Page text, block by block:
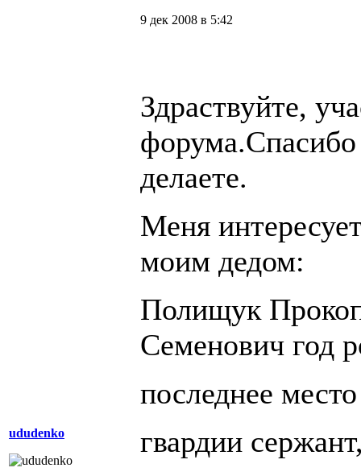
ududenko
9 дек 2008 в 5:42
Здраствуйте,
форума.Спасибо
делаете.
Меня
моим дедом:
Полищук
Семенович год
последнее
гвардии